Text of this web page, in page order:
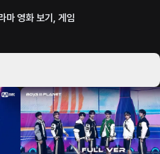
마 영화 보기, 게임